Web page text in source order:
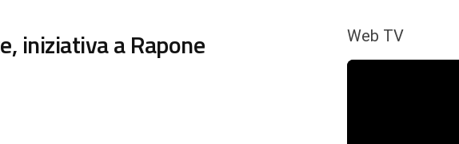
iniziativa a Rapone Web TV